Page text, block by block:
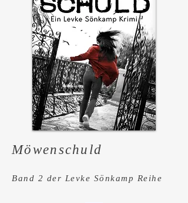
Möwenschuld
Band 2 der Levke Sönkamp Reihe